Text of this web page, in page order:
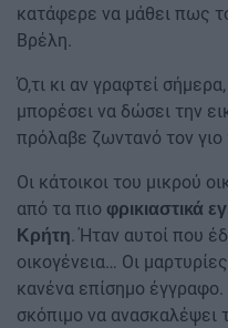
κατάφερε να μάθει πως
Βρέλη.
Ό,τι κι αν γραφτεί
μπορέσει να δώσει την
πρόλαβε ζωντανό τον
Οι κάτοικοι του μικρού
από τα πιο φρικιαστικά
Κρήτη. Ήταν αυτοί που
οικογένεια… Οι
κανένα επίσημο
σκόπιμο να ανασκαλέψει